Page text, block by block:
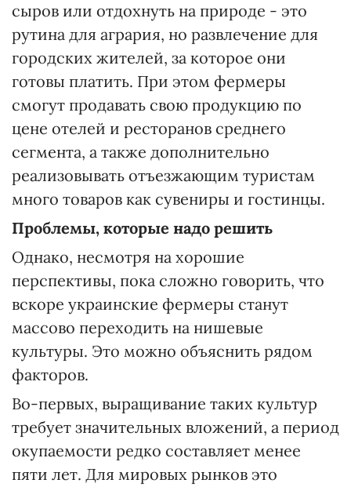
сыров или отдохнуть на природе - это
рутина для агрария, но развлечение для
городских жителей, за которое они
готовы платить. При этом фермеры
смогут продавать свою продукцию по
цене отелей и ресторанов среднего
сегмента, а также дополнительно
реализовывать отъезжающим туристам
много товаров как сувениры и гостинцы.
Проблемы, которые надо решить
Однако, несмотря на хорошие
перспективы, пока сложно говорить, что
вскоре украинские фермеры станут
массово переходить на нишевые
культуры. Это можно объяснить рядом
факторов.
Во-первых, выращивание таких культур
требует значительных вложений, а период
окупаемости редко составляет менее
пяти лет. Для мировых рынков это